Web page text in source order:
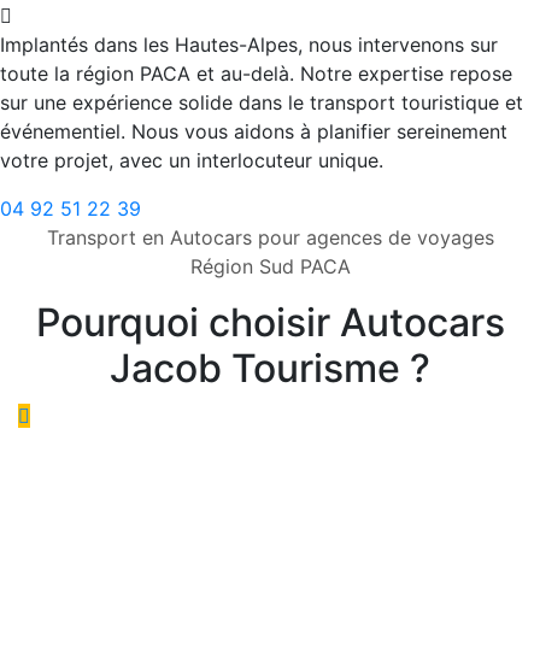
Implantés dans les Hautes-Alpes, nous intervenons sur
toute la région PACA et au-delà. Notre expertise repose
sur une expérience solide dans le transport touristique et
événementiel. Nous vous aidons à planifier sereinement
votre projet, avec un interlocuteur unique.
04 92 51 22 39
Transport en Autocars pour agences de voyages
Région Sud PACA
Pourquoi choisir Autocars
Jacob Tourisme ?